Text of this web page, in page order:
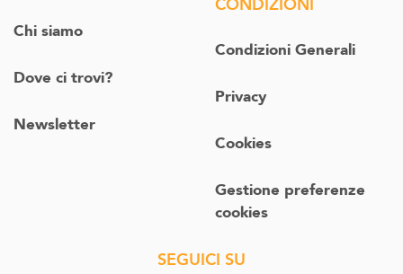
Chi siamo
Dove ci trovi?
Newsletter
CONDIZIONI
Condizioni Generali
Privacy
Cookies
Gestione preferenze
cookies
SEGUICI SU